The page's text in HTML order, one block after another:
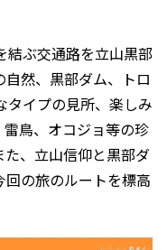
結ぶ交通路を立山黒部
自然、黒部ダム、トロ
タイプの見所、楽しみ
鳥、オコジョ等の珍
た、立山信仰と黒部ダ
回の旅のルートを標高